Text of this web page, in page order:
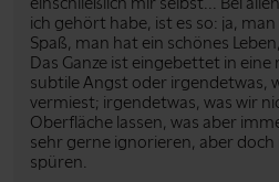
ich gehört habe, ist es so: ja,
Spaß, man hat ein schönes
Das Ganze ist eingebettet in
subtile Angst oder irgendetwas,
vermiest; irgendetwas, was wir
Oberfläche lassen, was aber
sehr gerne ignorieren, aber
spüren.